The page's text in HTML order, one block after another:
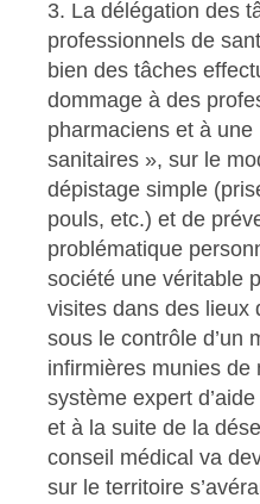
3. La délégation des
professionnels de
bien des tâches
dommage à des
pharmaciens et à
sanitaires », sur le
dépistage simple
pouls, etc.) et de
problématique
société une véritable
visites dans des lieux
sous le contrôle d’un
infirmières munies de
système expert
et à la suite de la
conseil médical va
sur le territoire